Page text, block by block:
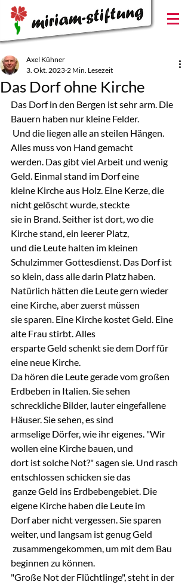
Das Dorf ohne Kirche
Axel Kühner
3. Okt. 2023 2 Min. Lesezeit
Das Dorf in den Bergen ist sehr arm. Die
Bauern haben nur kleine Felder.
Alles muss von Hand gemacht
werden. Das gibt viel Arbeit und wenig
Geld. Einmal stand im Dorf eine
kleine Kirche aus Holz. Eine Kerze, die
nicht gelöscht wurde, steckte
sie in Brand. Seither ist dort, wo die
Kirche stand, ein leerer Platz,
und die Leute halten im kleinen
Schulzimmer Gottesdienst. Das Dorf ist
so klein, dass alle darin Platz haben.
Natürlich hätten die Leute gern wieder
eine Kirche, aber zuerst müssen
sie sparen. Eine Kirche kostet Geld. Eine
alte Frau stirbt. Alles
ersparte Geld schenkt sie dem Dorf für
eine neue Kirche.
Da hören die Leute gerade vom großen
Erdbeben in Italien. Sie sehen
schreckliche Bilder, lauter eingefallene
Häuser. Sie sehen, es sind
armselige Dörfer, wie ihr eigenes. "Wir
wollen eine Kirche bauen, und
dort ist solche Not?" sagen sie. Und rasch
entschlossen schicken sie das
eigene Kirche haben die Leute im
Dorf aber nicht vergessen. Sie sparen
weiter, und langsam ist genug Geld
beginnen zu können.
"Große Not der Flüchtlinge", steht in der